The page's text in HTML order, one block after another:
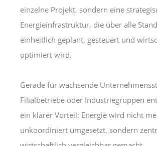
einzelne Projekt, sondern eine
Energieinfrastruktur, die über alle
einheitlich geplant, gesteuert und
optimiert wird.
Gerade für wachsende
Filialbetriebe oder Industriegruppen
ein klarer Vorteil: Energie wird nicht
unkoordiniert umgesetzt, sondern